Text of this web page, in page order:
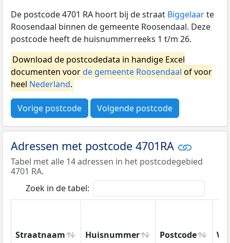
De postcode 4701 RA hoort bij de straat Biggelaarte
Roosendaal binnen de gemeente Roosendaal. Deze
postcode heeft de huisnummerreeks 1 t/m 26.
Download de postcodedata in handige Excel
documenten voorde gemeente Roosendaal of voor
heel Nederland.
Vorige postcode Volgende postcode
Adressen met postcode 4701RA
Tabel met alle 14 adressen in het postcodegebied
4701 RA.
Zoek in de tabel:
Straatnaam Huisnummer Postcode